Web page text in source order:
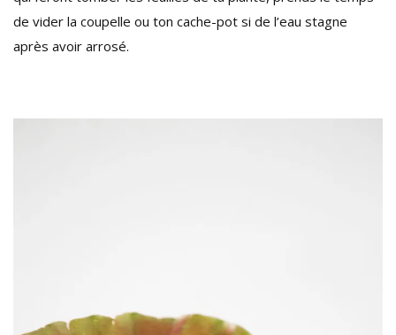
de vider la coupelle ou ton cache-pot si de l’eau stagne
après avoir arrosé.